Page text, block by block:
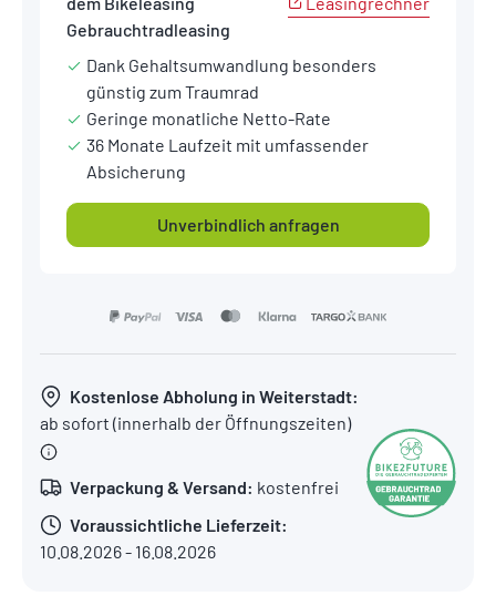
Gebrauchtradleasing
Dank Gehaltsumwandlung besonders
günstig zum Traumrad
Geringe monatliche Netto-Rate
36 Monate Laufzeit mit umfassender
Absicherung
Unverbindlich anfragen
Kostenlose Abholung in Weiterstadt:
ab sofort (innerhalb der Öffnungszeiten)
Verpackung & Versand: kostenfrei
Voraussichtliche Lieferzeit:
10.08.2026 - 16.08.2026